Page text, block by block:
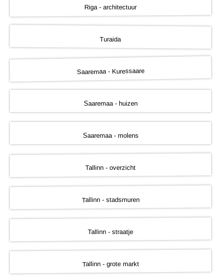
Riga - architectuur
Turaida
Saaremaa - Kuressaare
Saaremaa - huizen
Saaremaa - molens
Tallinn - overzicht
Tallinn - stadsmuren
Tallinn - straatje
Tallinn - grote markt